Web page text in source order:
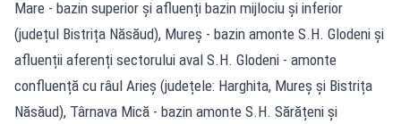
Mare - bazin superior și afluenți bazin mijlociu și inferior
(județul Bistrița Năsăud), Mureș - bazin amonte S.H. Glodeni și
afluenții aferenți sectorului aval S.H. Glodeni - amonte
confluență cu râul Arieș (județele: Harghita, Mureș și Bistrița
Năsăud), Târnava Mică - bazin amonte S.H. Sărățeni și